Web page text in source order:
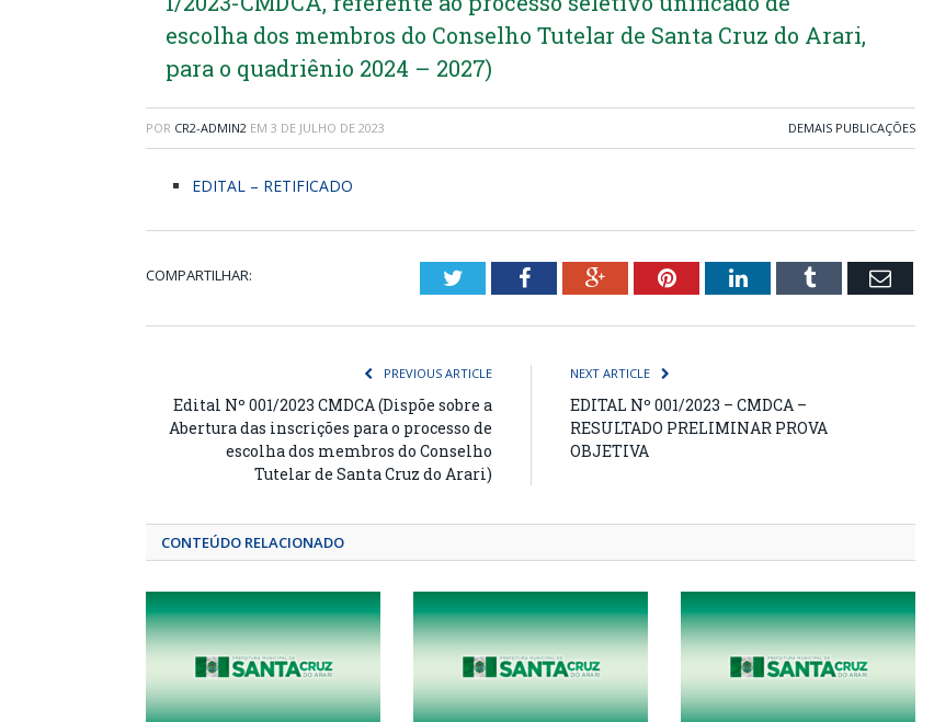
escolha dos membros do Conselho Tutelar de Santa Cruz do Arari,
para o quadriênio 2024 – 2027)
POR CR2-ADMIN2 EM 3 DE JULHO DE 2023 DEMAIS PUBLICAÇÕES
EDITAL – RETIFICADO
COMPARTILHAR: TwitterFacebookGoogle+PinterestLinkedInTumblr Email
PREVIOUS ARTICLE
Edital Nº 001/2023 CMDCA (Dispõe sobre a
Abertura das inscrições para o processo de
escolha dos membros do Conselho
Tutelar de Santa Cruz do Arari)
NEXT ARTICLE
EDITAL Nº 001/2023 – CMDCA –
RESULTADO PRELIMINAR PROVA
OBJETIVA
CONTEÚDO RELACIONADO